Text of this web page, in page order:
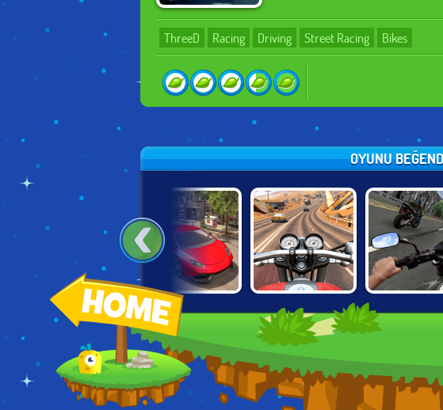
ThreeD Racing Driving Street Racing Bikes
OYUNU
BIKE TRIALS
XTREME: FOREST
REAL CAR
DRIVING DRIFT
MOTO ROAD
RASH 3D